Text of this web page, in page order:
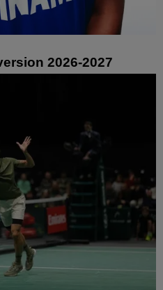
2026-2027